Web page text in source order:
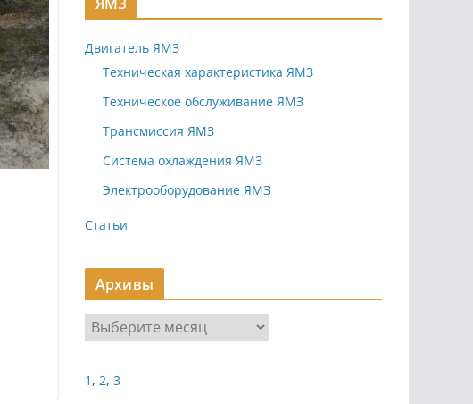
Двигатель ЯМЗ
Техническая характеристика ЯМЗ
Техническое обслуживание ЯМЗ
Трансмиссия ЯМЗ
Система охлаждения ЯМЗ
Электрооборудование ЯМЗ
Статьи
Архивы
р
и
1 , 2, 3